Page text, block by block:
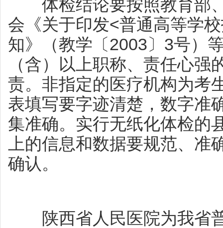
体检结论要按照教育部
会《关于印发<普通高等学
知》（教学〔2003〕3号）
（含）以上职称、责任心
责。非指定的医疗机构为考
表填写要字迹清楚，数字准
集准确。实行无纸化体检的
上的信息和数据要规范、
确认。
陕西省人民医院为我省